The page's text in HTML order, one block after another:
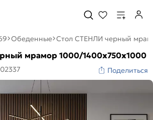
Обеденные Стол СТЕНЛИ черный
мрамор 1000/1400х750х1000
Поделиться